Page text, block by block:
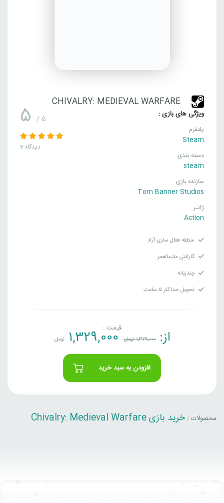
CHIVALRY: MEDIEVAL WARFARE
ویژگی های بازی :
پلتفرم
Steam
دسته بندی
steam
سازنده بازی
Torn Banner Studios
ژانـر
Action
5 / 5
2 دیدگاه
منطقه فعال سازی آزاد
گارانتی مادمالعمر
چندزبانه
تحویل حداکثر ۵ ساعت
قیمت : از: 1,329,000تومان 1,329,000 تومان
افزودن به سبد خرید
محصولات / خرید بازی Chivalry: Medieval Warfare